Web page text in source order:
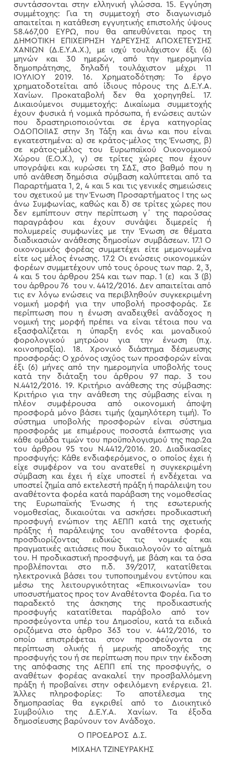
συντάσσονται στην ελληνική γλώσσα. 15. Εγγύηση
συμμέτοχης: Για τη συμμετοχή στο διαγωνισμό
απαιτείται η κατάθεση εγγυητικής επιστολής ύψους
58.467,00 ΕΥΡΩ, που θα απευθύνεται προς τη
ΔΗΜΟΤΙΚΗ ΕΠΙΧΕΙΡΗΣΗ ΥΔΡΕΥΣΗΣ ΑΠΟΧΕΤΕΥΣΗΣ
ΧΑΝΙΩΝ (Δ.Ε.Υ.Α.Χ.), με ισχύ τουλάχιστον έξι (6)
μηνών και 30 ημερών, από την ημερομηνία
δημοπράτησης, δηλαδή τουλάχιστον μέχρι 11
ΙΟΥΛΙΟΥ 2019. 16. Χρηματοδότηση: Το έργο
χρηματοδοτείται από ίδιους πόρους της Δ.Ε.Υ.Α.
Χανίων. Προκαταβολή δεν θα χορηγηθεί. 17.
Δικαιούμενοι συμμετοχής: Δικαίωμα συμμετοχής
έχουν φυσικά ή νομικά πρόσωπα, ή ενώσεις αυτών
που δραστηριοποιούνται σε έργα κατηγορίας
ΟΔΟΠΟΙΙΑΣ στην 3η Τάξη και άνω και που είναι
εγκατεστημένα: α) σε κράτος-μέλος της Ένωσης, β)
σε κράτος-μέλος του Ευρωπαϊκού Οικονομικού
Χώρου (Ε.Ο.Χ.), γ) σε τρίτες χώρες που έχουν
υπογράψει και κυρώσει τη ΣΔΣ, στο βαθμό που η
υπό ανάθεση δημόσια σύμβαση καλύπτεται από τα
Παραρτήματα 1, 2, 4 και 5 και τις γενικές σημειώσεις
του σχετικού με την Ένωση Προσαρτήματος Ι της ως
άνω Συμφωνίας, καθώς και δ) σε τρίτες χώρες που
δεν εμπίπτουν στην περίπτωση γ΄ της παρούσας
παραγράφου και έχουν συνάψει διμερείς ή
πολυμερείς συμφωνίες με την Ένωση σε θέματα
διαδικασιών ανάθεσης δημοσίων συμβάσεων. 17.1 Ο
οικονομικός φορέας συμμετέχει είτε μεμονωμένα
είτε ως μέλος ένωσης. 17.2 Οι ενώσεις οικονομικών
φορέων συμμετέχουν υπό τους όρους των παρ. 2, 3,
4 και 5 του άρθρου 254 και των παρ. 1 (ε) και 3 (β)
του άρθρου 76 του ν. 4412/2016. Δεν απαιτείται από
τις εν λόγω ενώσεις να περιβληθούν συγκεκριμένη
νομική μορφή για την υποβολή προσφοράς. Σε
περίπτωση που η ένωση αναδειχθεί ανάδοχος η
νομική της μορφή πρέπει να είναι τέτοια που να
εξασφαλίζεται η ύπαρξη ενός και μοναδικού
φορολογικού μητρώου για την ένωση (π.χ.
κοινοπραξία). 18. Χρονικό διάστημα δέσμευσης
προσφοράς: Ο χρόνος ισχύος των προσφορών είναι
έξι (6) μήνες από την ημερομηνία υποβολής τους
κατά την διάταξη του άρθρου 97 παρ. 3 του
Ν.4412/2016. 19. Κριτήριο ανάθεσης της σύμβασης:
Κριτήριο για την ανάθεση της σύμβασης είναι η
πλέον συμφέρουσα από οικονομική άποψη
προσφορά μόνο βάσει τιμής (χαμηλότερη τιμή). Το
σύστημα υποβολής προσφορών είναι σύστημα
προσφοράς με επιμέρους ποσοστά έκπτωσης για
κάθε ομάδα τιμών του προϋπολογισμού της παρ.2α
του άρθρου 95 του Ν.4412/2016. 20. Διαδικασίες
προσφυγής: Κάθε ενδιαφερόμενος, ο οποίος έχει ή
είχε συμφέρον να του ανατεθεί η συγκεκριμένη
σύμβαση και έχει ή είχε υποστεί ή ενδέχεται να
υποστεί ζημία από εκτελεστή πράξη ή παράλειψη του
αναθέτοντα φορέα κατά παράβαση της νομοθεσίας
της Ευρωπαϊκής Ένωσης ή της εσωτερικής
νομοθεσίας, δικαιούται να ασκήσει προδικαστική
προσφυγή ενώπιον της ΑΕΠΠ κατά της σχετικής
πράξης ή παράλειψης του αναθέτοντα φορέα,
προσδιορίζοντας ειδικώς τις νομικές και
πραγματικές αιτιάσεις που δικαιολογούν το αίτημά
του. Η προδικαστική προσφυγή, με βάση και τα όσα
προβλέπονται στο π.δ. 39/2017, κατατίθεται
ηλεκτρονικά βάσει του τυποποιημένου εντύπου και
μέσω της λειτουργικότητας «Επικοινωνία» του
υποσυστήματος προς τον Αναθέτοντα Φορέα. Για το
παραδεκτό της άσκησης της προδικαστικής
προσφυγής κατατίθεται παράβολο από τον
προσφεύγοντα υπέρ του Δημοσίου, κατά τα ειδικά
οριζόμενα στο άρθρο 363 του ν. 4412/2016, το
οποίο επιστρέφεται στον προσφεύγοντα σε
περίπτωση ολικής ή μερικής αποδοχής της
προσφυγής του ή σε περίπτωση που πριν την έκδοση
της απόφασης της ΑΕΠΠ επί της προσφυγής, ο
αναθέτων φορέας ανακαλεί την προσβαλλόμενη
πράξη ή προβαίνει στην οφειλόμενη ενέργεια. 21.
Άλλες πληροφορίες: Το αποτέλεσμα της
δημοπρασίας θα εγκριθεί από το Διοικητικό
Συμβούλιο της Δ.Ε.Υ.Α. Χανίων. Τα έξοδα
δημοσίευσης βαρύνουν τον Ανάδοχο.
Ο ΠΡΟΕΔΡΟΣ Δ.Σ.
ΜΙΧΑΗΛ ΤΖΙΝΕΥΡΑΚΗΣ